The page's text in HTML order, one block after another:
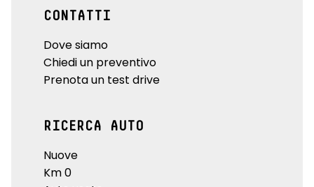
CONTATTI
Dove siamo
Chiedi un preventivo
Prenota un test drive
RICERCA AUTO
Nuove
Km 0